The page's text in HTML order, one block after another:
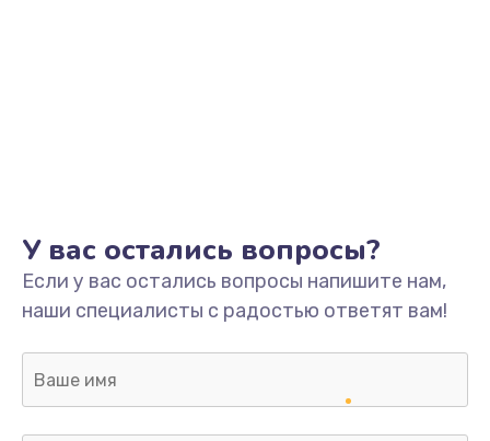
У вас остались вопросы?
Если у вас остались вопросы напишите нам,
наши специалисты с радостью ответят вам!